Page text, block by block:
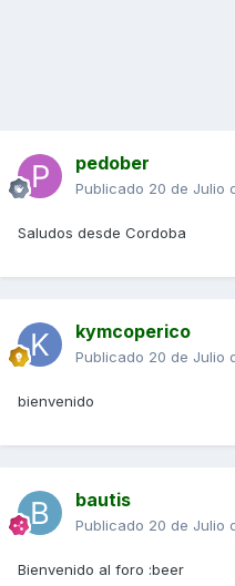
pedober
Publicado 20 de Julio
Saludos desde Cordoba
kymcoperico
Publicado 20 de Julio
bienvenido
bautis
Publicado 20 de Julio
Bienvenido al foro :beer